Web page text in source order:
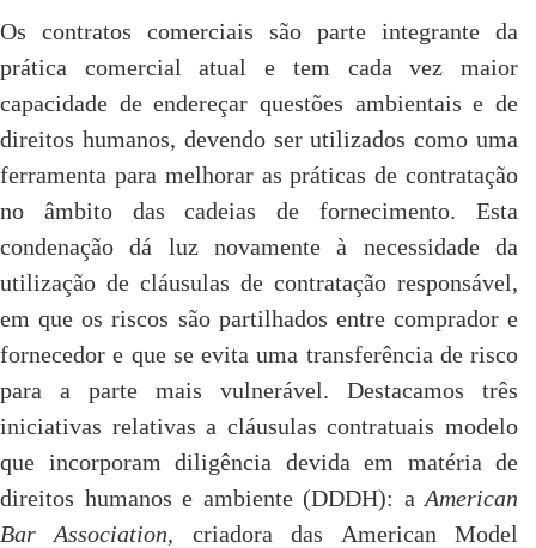
Os contratos comerciais são parte integrante da
prática comercial atual e tem cada vez maior
capacidade de endereçar questões ambientais e de
direitos humanos, devendo ser utilizados como uma
ferramenta para melhorar as práticas de contratação
no âmbito das cadeias de fornecimento. Esta
condenação dá luz novamente à necessidade da
utilização de cláusulas de contratação responsável,
em que os riscos são partilhados entre comprador e
fornecedor e que se evita uma transferência de risco
para a parte mais vulnerável. Destacamos três
iniciativas relativas a cláusulas contratuais modelo
que incorporam diligência devida em matéria de
direitos humanos e ambiente (DDDH): a American
Bar Association, criadora das American Model